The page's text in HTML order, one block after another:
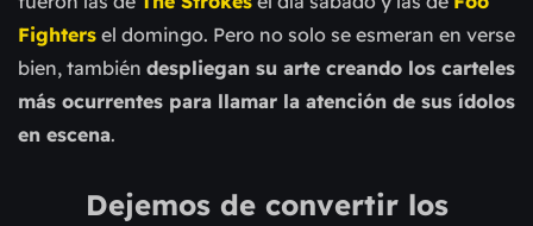
Fighters el domingo. Pero no solo se esmeran en verse
bien, también despliegan su arte creando los carteles
más ocurrentes para llamar la atención de sus ídolos
en escena.
Dejemos de convertir los